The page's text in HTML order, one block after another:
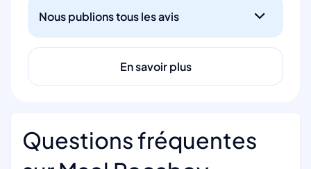
Nous publions tous les avis
En savoir plus
Questions fréquentes